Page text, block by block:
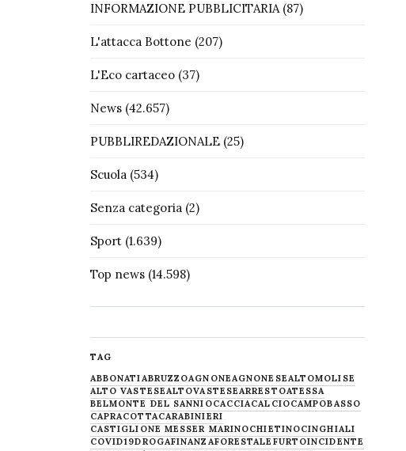
INFORMAZIONE PUBBLICITARIA(87)
L'attacca Bottone (207)
L'Eco cartaceo(37)
News(42.657)
PUBBLIREDAZIONALE(25)
Scuola(534)
Senza categoria(2)
Sport(1.639)
Top news(14.598)
TAG
ABBONATIABRUZZOAGNONEAGNONESEALTOMOLISE
ALTO VASTESEALTOVASTESEARRESTOATESSA
BELMONTE DEL SANNIOCACCIACALCIOCAMPOBASSO
CAPRACOTTACARABINIERI
CASTIGLIONE MESSER MARINOCHIETINOCINGHIALI
COVID19DROGAFINANZAFORESTALE FURTOINCIDENTE